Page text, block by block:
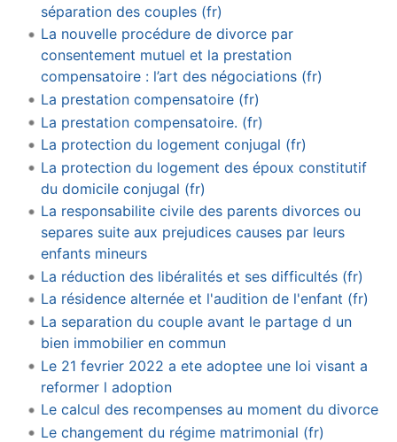
séparation des couples (fr)
La nouvelle procédure de divorce par
consentement mutuel et la prestation
compensatoire : l’art des négociations (fr)
La prestation compensatoire (fr)
La prestation compensatoire. (fr)
La protection du logement conjugal (fr)
La protection du logement des époux constitutif
du domicile conjugal (fr)
La responsabilite civile des parents divorces ou
separes suite aux prejudices causes par leurs
enfants mineurs
La réduction des libéralités et ses difficultés (fr)
La résidence alternée et l'audition de l'enfant (fr)
La separation du couple avant le partage d un
bien immobilier en commun
Le 21 fevrier 2022 a ete adoptee une loi visant a
reformer l adoption
Le calcul des recompenses au moment du divorce
Le changement du régime matrimonial (fr)